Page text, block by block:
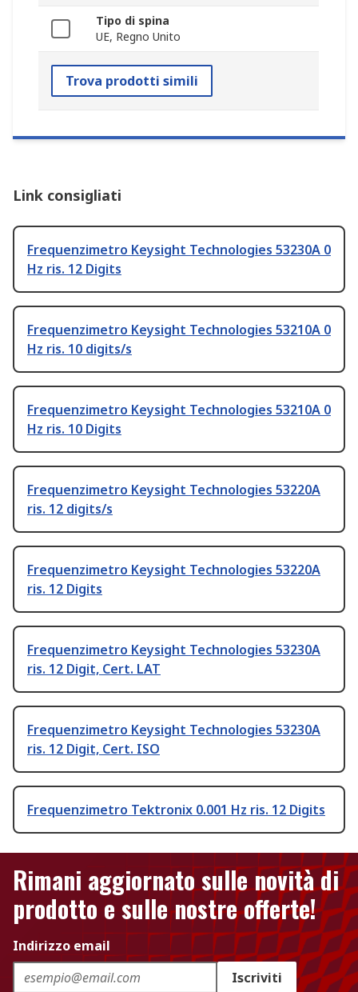
Tipo di spina
UE, Regno Unito
Trova prodotti simili
Link consigliati
Frequenzimetro Keysight Technologies 53230A 0
Hz ris. 12 Digits
Frequenzimetro Keysight Technologies 53210A 0
Hz ris. 10 digits/s
Frequenzimetro Keysight Technologies 53210A 0
Hz ris. 10 Digits
Frequenzimetro Keysight Technologies 53220A
ris. 12 digits/s
Frequenzimetro Keysight Technologies 53220A
ris. 12 Digits
Frequenzimetro Keysight Technologies 53230A
ris. 12 Digit, Cert. LAT
Frequenzimetro Keysight Technologies 53230A
ris. 12 Digit, Cert. ISO
Frequenzimetro Tektronix 0.001 Hz ris. 12 Digits
Rimani aggiornato sulle novità di
prodotto e sulle nostre offerte!
Indirizzo email
Iscriviti